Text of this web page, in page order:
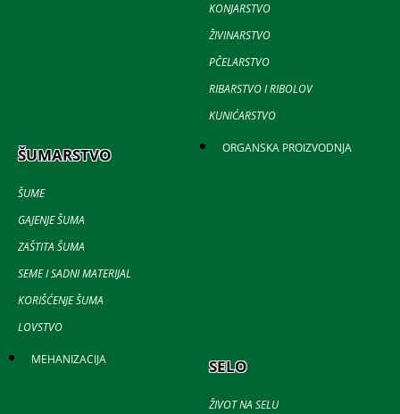
KONJARSTVO
ŽIVINARSTVO
PČELARSTVO
RIBARSTVO I RIBOLOV
KUNIĆARSTVO
ŠUMARSTVO
ŠUME
GAJENJE ŠUMA
ZAŠTITA ŠUMA
SEME I SADNI MATERIJAL
KORIŠĆENJE ŠUMA
LOVSTVO
ORGANSKA PROIZVODNJA
MEHANIZACIJA SELO
ŽIVOT NA SELU